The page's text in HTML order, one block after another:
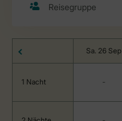
Sa. 26 Sep
1 Nacht -